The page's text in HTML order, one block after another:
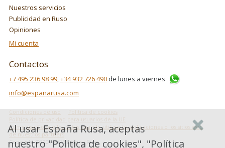
Nuestros servicios
Publicidad en Ruso
Opiniones
Mi cuenta
Contactos
+7 495 236 98 99,+34 932 726 490 de lunes a viernes
info@espanarusa.com
Politica de cookies
Política de privacidad para usuarios de la UE
Cómo usa Google los datos cuando utilizas las aplicaciones o los sitios web
de nuestros partners
Copyright ©2007-2026 Espana Rusa
Al usar España Rusa, aceptas
nuestro "Politica de cookies", "Política